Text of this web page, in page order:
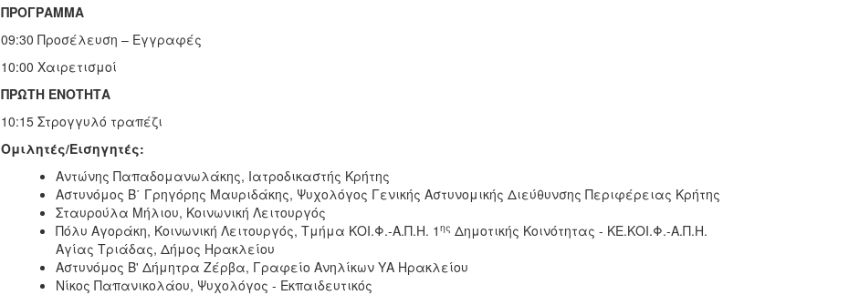
ΠΡΟΓΡΑΜΜΑ
09:30 Προσέλευση – Εγγραφές
10:00 Χαιρετισμοί
ΠΡΩΤΗ ΕΝΟΤΗΤΑ
10:15 Στρογγυλό τραπέζι
Ομιλητές/Εισηγητές:
Αντώνης Παπαδομανωλάκης, Ιατροδικαστής Κρήτης
Αστυνόμος Β΄ Γρηγόρης Μαυριδάκης, Ψυχολόγος Γενικής Αστυνομικής Διεύθυνσης Περιφέρειας Κρήτης
Σταυρούλα Μήλιου, Κοινωνική Λειτουργός
Πόλυ Αγοράκη, Κοινωνική Λειτουργός, Τμήμα ΚΟΙ.Φ.-Α.Π.Η. 1 ης Δημοτικής Κοινότητας - ΚΕ.ΚΟΙ.Φ.-Α.Π.Η.
Αγίας Τριάδας, Δήμος Ηρακλείου
Αστυνόμος Β' Δήμητρα Ζέρβα, Γραφείο Ανηλίκων ΥΑ Ηρακλείου
Νίκος Παπανικολάου, Ψυχολόγος - Εκπαιδευτικός